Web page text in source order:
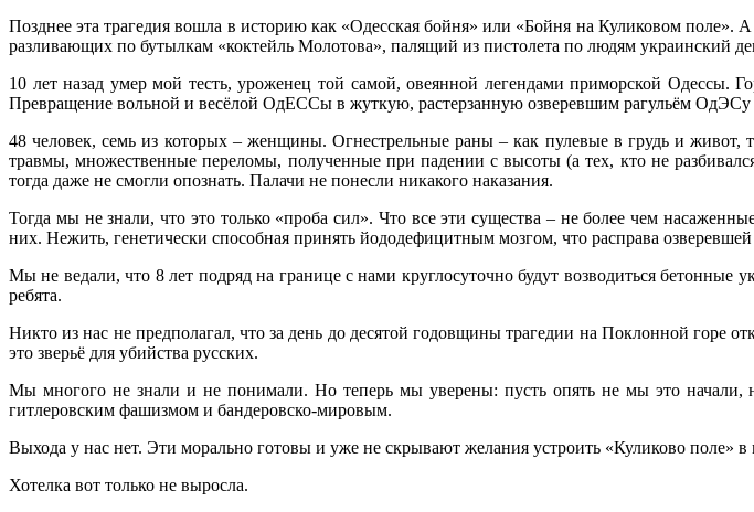
Позднее эта трагедия вошла в историю как «Одесская бойня» или «Бойня на Куликовом
разливающих по бутылкам «коктейль Молотова», палящий из пистолета по людям украинский
10 лет назад умер мой тесть, уроженец той самой, овеянной легендами приморской Одессы.
Превращение вольной и весёлой ОдЕССы в жуткую, растерзанную озверевшим рагульём
48 человек, семь из которых – женщины. Огнестрельные раны – как пулевые в грудь и
травмы, множественные переломы, полученные при падении с высоты (а тех, кто не
тогда даже не смогли опознать. Палачи не понесли никакого наказания.
Тогда мы не знали, что это только «проба сил». Что все эти существа – не более чем
них. Нежить, генетически способная принять йододефицитным мозгом, что расправа
Мы не ведали, что 8 лет подряд на границе с нами круглосуточно будут возводиться
ребята.
Никто из нас не предполагал, что за день до десятой годовщины трагедии на Поклонной горе
это зверьё для убийства русских.
Мы многого не знали и не понимали. Но теперь мы уверены: пусть опять не мы это
гитлеровским фашизмом и бандеровско-мировым.
Выхода у нас нет. Эти морально готовы и уже не скрывают желания устроить «Куликово поле» в
Хотелка вот только не выросла.